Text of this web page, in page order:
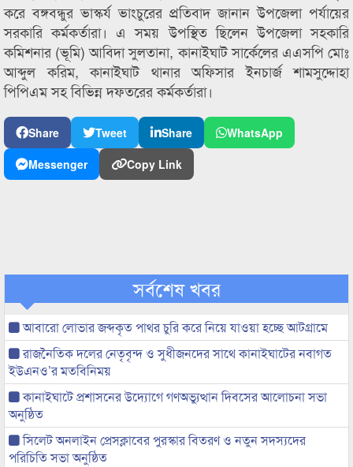
করে বঙ্গবন্ধুর ভাস্কর্য ভাংচুরের প্রতিবাদ জানান উপজেলা পর্যায়ের
সরকারি কর্মকর্তারা। এ সময় উপস্থিত ছিলেন উপজেলা সহকারি
কমিশনার (ভূমি) আবিদা সুলতানা, কানাইঘাট সার্কেলের এএসপি মোঃ
আব্দুল করিম, কানাইঘাট থানার অফিসার ইনচার্জ শামসুদ্দোহা
পিপিএম সহ বিভিন্ন দফতরের কর্মকর্তারা।
Share Tweet Share
WhatsApp
Messenger
Copy Link
সর্বশেষ খবর
আবারো লোভার জব্দকৃত পাথর চুরি করে নিয়ে যাওয়া হচ্ছে আটগ্রামে
রাজনৈতিক দলের নেতৃবৃন্দ ও সুধীজনদের সাথে কানাইঘাটের নবাগত
ইউএনও’র মতবিনিময়
কানাইঘাটে প্রশাসনের উদ্যোগে গণঅভ্যুত্থান দিবসের আলোচনা সভা
অনুষ্ঠিত
সিলেট অনলাইন প্রেসক্লাবের পুরস্কার বিতরণ ও নতুন সদস্যদের
পরিচিতি সভা অনুষ্ঠিত